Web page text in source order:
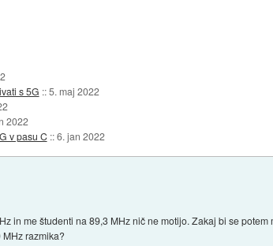
s 5G ::5. maj 2022
2022
v pasu C ::6. jan 2022
in me študenti na 89,3 MHz nič ne motijo. Zakaj bi se
razmika?